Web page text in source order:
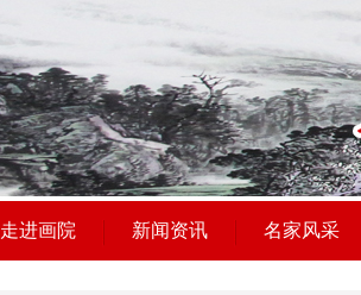
走进画院 新闻资讯 名家风采